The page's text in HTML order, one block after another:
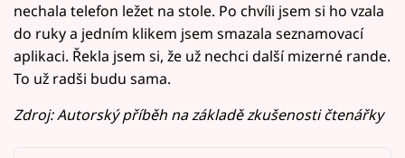
nechala telefon ležet na stole. Po chvíli jsem si ho vzala
do ruky a jedním klikem jsem smazala seznamovací
aplikaci. Řekla jsem si, že už nechci další mizerné rande.
To už radši budu sama.
Zdroj: Autorský příběh na základě zkušenosti čtenářky